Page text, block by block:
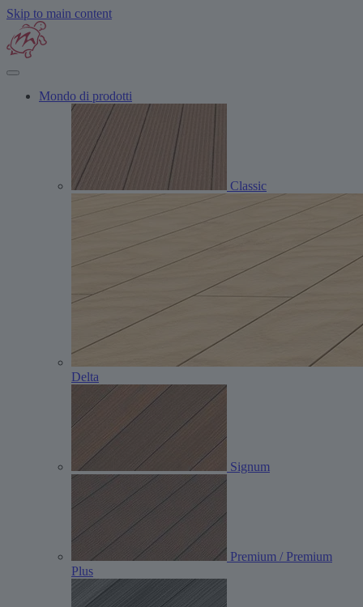
Skip to main content
Mondo di prodotti
Classic
Delta
Signum
Premium / Premium
Plus